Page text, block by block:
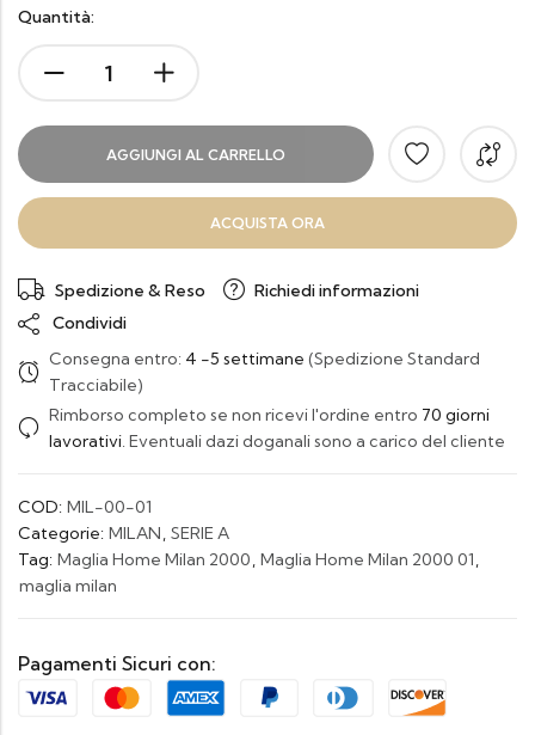
Quantità:
AGGIUNGI AL CARRELLO
ACQUISTA ORA
Spedizione & Reso
Richiedi informazioni
Condividi
Consegna entro: 4 -5 settimane (Spedizione Standard
Tracciabile)
Rimborso completo se non ricevi l'ordine entro 70 giorni
lavorativi. Eventuali dazi doganali sono a carico del cliente
COD: MIL-00-01
Categorie: MILAN, SERIE A
Tag: Maglia Home Milan 2000, Maglia Home Milan 2000 01,
maglia milan
Pagamenti Sicuri con: